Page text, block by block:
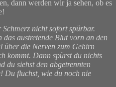
dann werden wir ja sehen, ob es
nicht sofort spürbar.
austretende Blut vorn an den
über die Nerven zum Gehirn
kommt. Dann spürst du nichts
du siehst den abgetrennten
Du fluchst, wie du noch nie